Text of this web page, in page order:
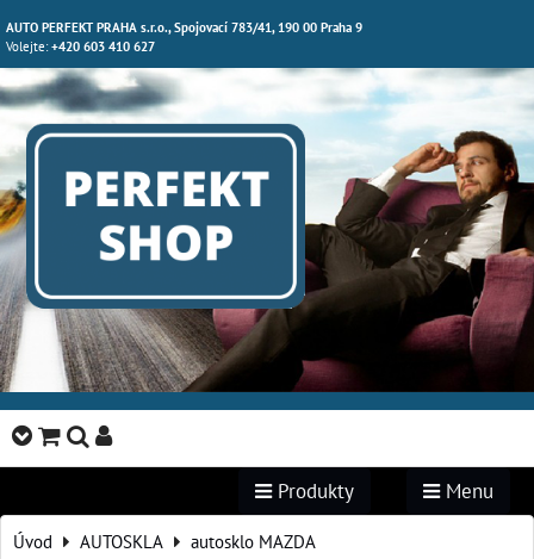
AUTO PERFEKT PRAHA s.r.o., Spojovací 783/41, 190 00 Praha 9
Volejte:+420 603 410 627
Produkty Menu
Úvod AUTOSKLA autosklo MAZDA